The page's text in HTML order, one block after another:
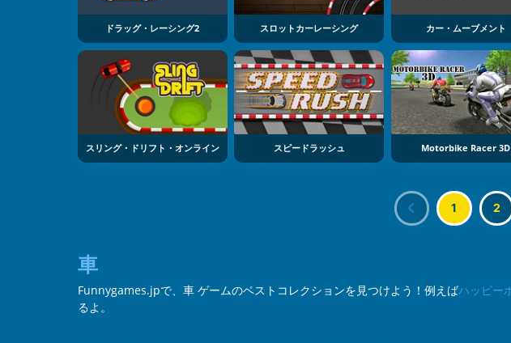
ドラッグ・レーシング2 スロットカーレーシング カー・ムーブメント
スリング・ドリフト・オンライン スピードラッシュ Motorbike Racer 3D
1 2
車
Funnygames.jpで、車 ゲームのベストコレクションを見つけよう！例えばハッピー
るよ。